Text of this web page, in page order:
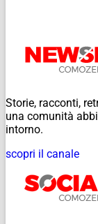
Storie, racconti,
una comunità
intorno.
scopri il canale